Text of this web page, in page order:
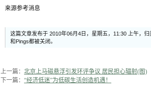
来源参考消息
这篇文章发布于 2010年06月4日，星期五，11:30 上午，归
和Pings都被关闭。
上一篇： 北京上马磁悬浮引发环评争议 居民担心辐射(图)
下一篇： “经济低迷”为低碳生活创造机遇！